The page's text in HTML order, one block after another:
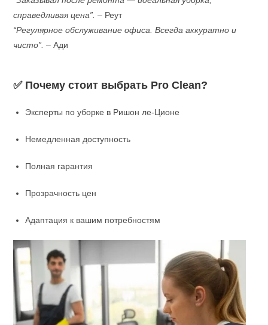
справедливая цена”. – Реут
“Регулярное обслуживание офиса. Всегда аккуратно и
чисто”. – Ади
✅ Почему стоит выбрать Pro Clean?
Эксперты по уборке в Ришон ле-Ционе
Немедленная доступность
Полная гарантия
Прозрачность цен
Адаптация к вашим потребностям